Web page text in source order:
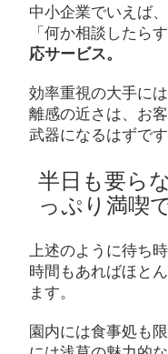
中小企業でいえば
「何か相談したら
応サービス。
効率重視の大手に
離感の近さは、お
武器になるはずです
半日も要ら
っぷり満喫
上述のように待ち
時間もあればほと
ます。
園内には食事処も